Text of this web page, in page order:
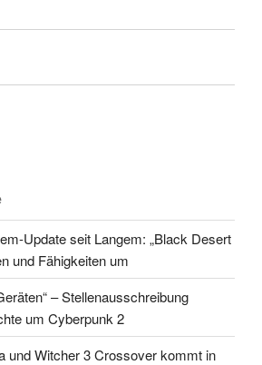
Update seit Langem: „Black Desert
und Fähigkeiten um
– Stellenausschreibung
um Cyberpunk 2
und Witcher 3 Crossover kommt in